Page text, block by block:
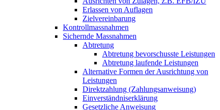
Erlassen von Auflagen
Zielvereinbarung
Kontrollmassnahmen
Sichernde Massnahmen
Abtretung
Abtretung bevorschusste Leistungen
Abtretung laufende Leistungen
Alternative Formen der Ausrichtung von
Leistungen
Direktzahlung (Zahlungsanweisung)
Einverständniserklärung
Gesetzliche Anweisung